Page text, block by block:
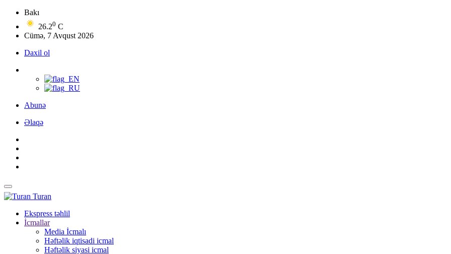
Bakı
26.20 C
Cümə, 7 Avqust 2026
Daxil ol
Abunə
Əlaqə
Turan
Ekspress təhlil
İcmallar
Media İcmalı
Həftəlik iqtisadi icmal
Həftəlik siyasi icmal